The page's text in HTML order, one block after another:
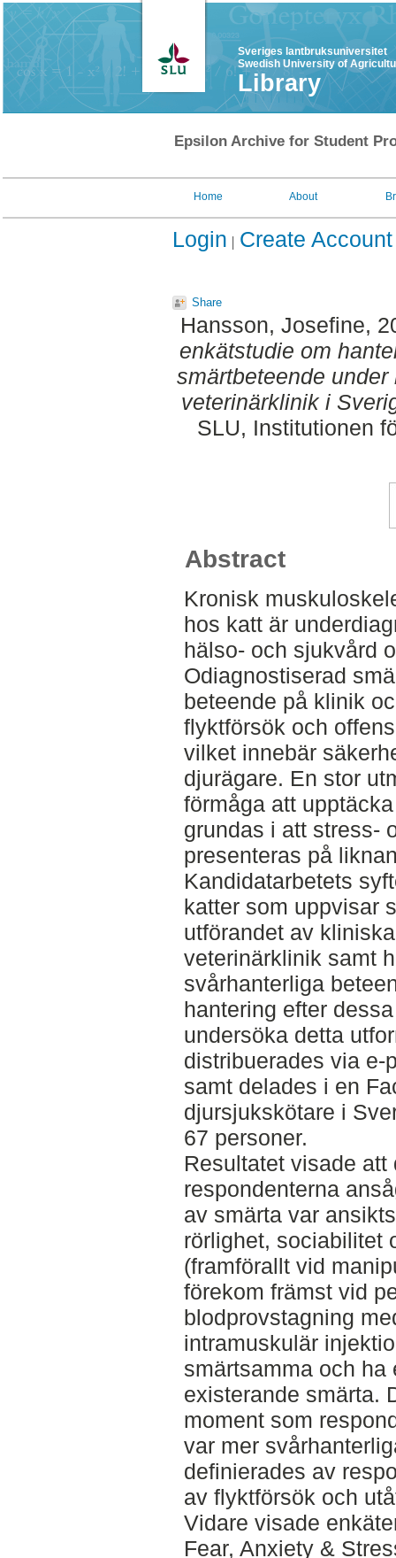
Sveriges lantbruksuniversitet
Swedish University of
Library
Epsilon Archive for Student
Home About
Login Create Account
Share
Hansson, Josefine,
enkätstudie om
smärtbeteende
veterinärklinik i
SLU, Institutionen
Abstract
Kronisk
hos katt är
hälso- och sjukvård
Odiagnostiserad
beteende på klinik
flyktförsök och
vilket innebär
djurägare. En stor
förmåga att
grundas i att stress-
presenteras på
Kandidatarbetets
katter som uppvisar
utförandet av
veterinärklinik samt
svårhanterliga
hantering efter
undersöka detta
distribuerades via
samt delades i en
djursjukskötare i
67 personer.
Resultatet visade
respondenterna
av smärta var
rörlighet, sociabilitet
(framförallt vid
förekom främst vid
blodprovstagning
intramuskulär
smärtsamma och
existerande smärta.
moment som
var mer
definierades av
av flyktförsök och
Vidare visade
Fear, Anxiety &